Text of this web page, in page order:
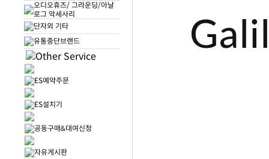
오디오휴즈/ 그라운딩/아날
로그 악세사리
단자외 기타
유통중단브랜드
ES예약주문
ES설치기
공동구매&대여신청
자유게시판